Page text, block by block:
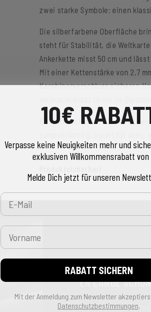
zwei starke Symbole: einen
Die silberfarbene Oberfläche
steht für Stabilität, die
Ankerkette misst 50 cm und
Mit einer Kettenstärke von 2,7
Karabinerverschluss sicheren
Ein Schmuckstück für
ER LANGE
Edelstahlschmuck zu
10€
Verpasse keine Neuigkeiten mehr und
exklusiven Willkommensrabatt von
Melde Dich jetzt für unseren
E-Mail
Vorname
RABATT SICHERN
Mit der Anmeldung zum Newsletter
Datenschutzbestimmungen